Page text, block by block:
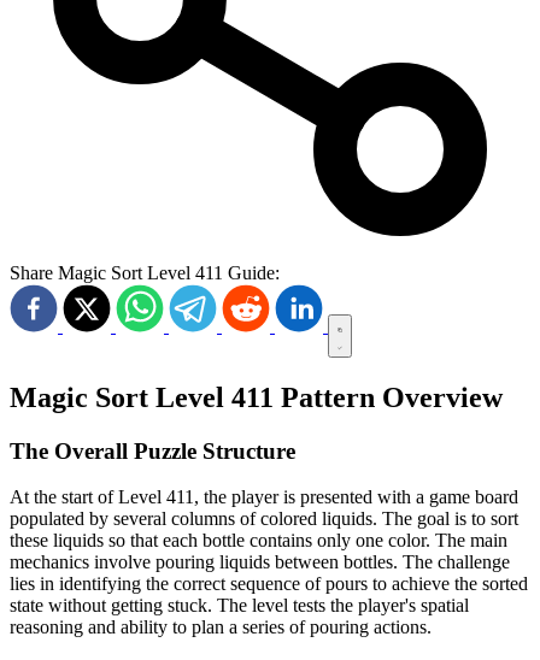
Share Magic Sort Level 411 Guide:
Magic Sort Level 411 Pattern Overview
The Overall Puzzle Structure
At the start of Level 411, the player is presented with a game board
populated by several columns of colored liquids. The goal is to sort
these liquids so that each bottle contains only one color. The main
mechanics involve pouring liquids between bottles. The challenge
lies in identifying the correct sequence of pours to achieve the sorted
state without getting stuck. The level tests the player's spatial
reasoning and ability to plan a series of pouring actions.